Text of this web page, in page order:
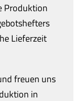
Produktion
Lieferzeit
freuen uns
in